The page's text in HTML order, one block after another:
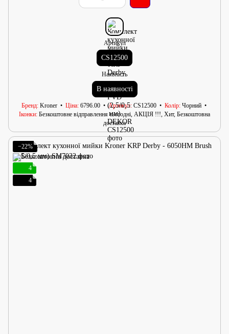
Артикул
CS12500
Наявність
В наявності
Бренд Kroner Ціна 6796.00 Артикул CS12500 Колір Чорний
Іконки Безкоштовне відправлення сьогодні, АКЦІЯ !!!, Хит, Безкоштовна
доставка
−22%
4
4